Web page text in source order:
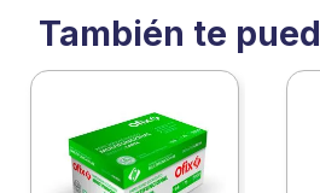
También te